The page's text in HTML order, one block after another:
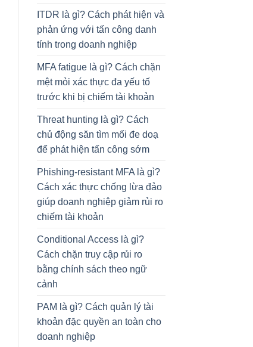
ITDR là gì? Cách phát hiện và
phản ứng với tấn công danh
tính trong doanh nghiệp
MFA fatigue là gì? Cách chặn
mệt mỏi xác thực đa yếu tố
trước khi bị chiếm tài khoản
Threat hunting là gì? Cách
chủ động săn tìm mối đe doạ
để phát hiện tấn công sớm
Phishing-resistant MFA là gì?
Cách xác thực chống lừa đảo
giúp doanh nghiệp giảm rủi ro
chiếm tài khoản
Conditional Access là gì?
Cách chặn truy cập rủi ro
bằng chính sách theo ngữ
cảnh
PAM là gì? Cách quản lý tài
khoản đặc quyền an toàn cho
doanh nghiệp